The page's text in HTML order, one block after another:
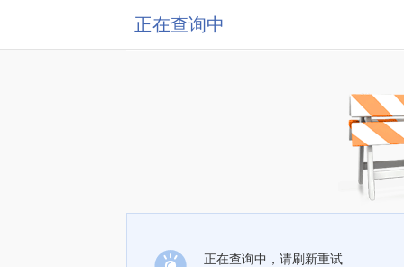
正在查询中
正在查询中，请刷新重试